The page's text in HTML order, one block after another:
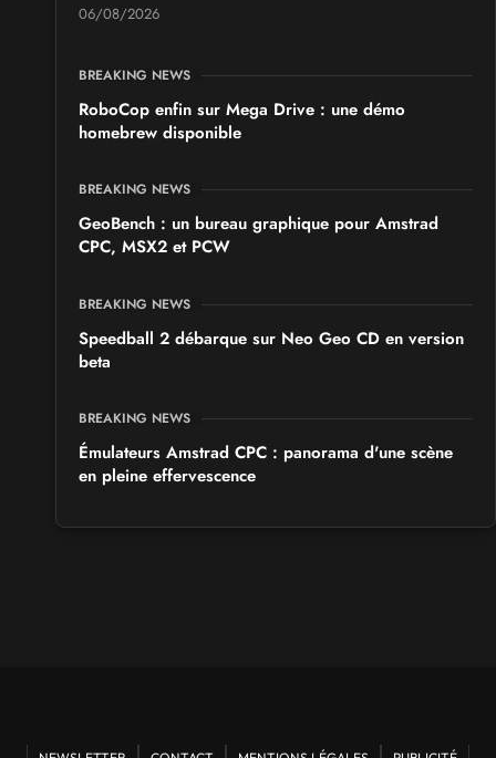
Japan Manga Wave Colmar 2026
06/08/2026
BREAKING NEWS
RoboCop enfin sur Mega Drive : une démo
homebrew disponible
BREAKING NEWS
GeoBench : un bureau graphique pour Amstrad
CPC, MSX2 et PCW
BREAKING NEWS
Speedball 2 débarque sur Neo Geo CD en version
beta
BREAKING NEWS
Émulateurs Amstrad CPC : panorama d'une scène
en pleine effervescence